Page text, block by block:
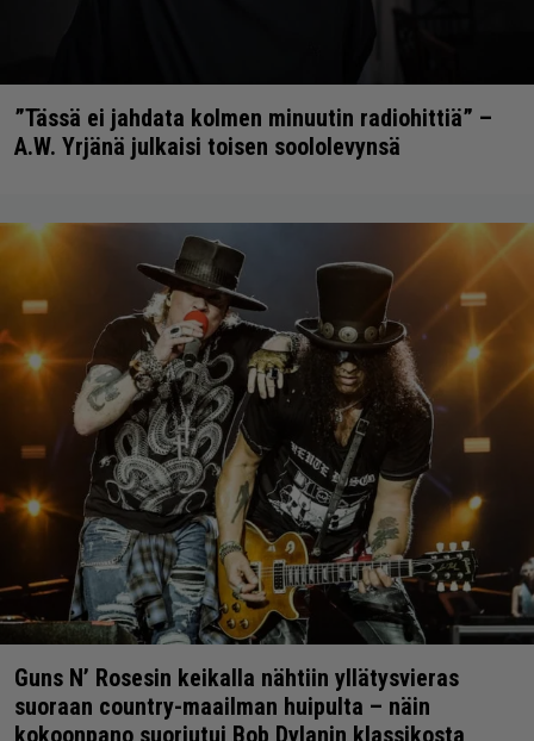
”Tässä ei jahdata kolmen minuutin radiohittiä” –
A.W. Yrjänä julkaisi toisen soololevynsä
Guns N’ Rosesin keikalla nähtiin yllätysvieras
suoraan country-maailman huipulta – näin
kokoonpano suoriutui Bob Dylanin klassikosta